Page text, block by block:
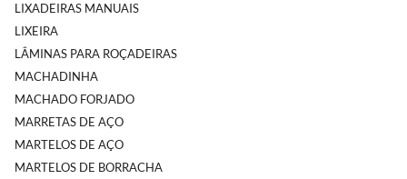
LIXADEIRAS MANUAIS
LIXEIRA
LÂMINAS PARA ROÇADEIRAS
MACHADINHA
MACHADO FORJADO
MARRETAS DE AÇO
MARTELOS DE AÇO
MARTELOS DE BORRACHA